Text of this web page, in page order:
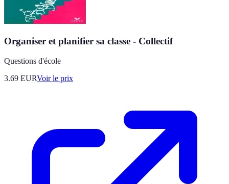
Organiser et planifier sa classe - Collectif
Questions d'école
3.69 EURVoir le prix